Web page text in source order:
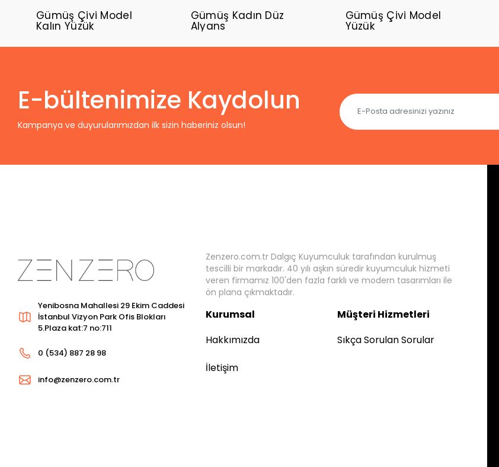
Gümüş Çivi Model
Kalın Yüzük
Gümüş Kadın Düz
Alyans
Gümüş Çivi Model
Yüzük
E-bültenimize Kaydolun
Kampanya ve duyurularımızdan ilk sizin haberiniz olsun!
Yenibosna Mahallesi 29 Ekim Caddesi
İstanbul Vizyon Park Ofis Blokları
5.Plaza kat:7 no:711
0 (534) 887 28 98
info@zenzero.com.tr
Zenzero.com.tr Dalgıç Kuyumculuk tarafından kurulmuş
tescilli bir markadır. 40 yılı aşkın süredir kuyumculuk hizmeti
veren firmamız 100'den fazla farklı ve modern tasarımları ile
ön plana çıkmaktadır.
Kurumsal
Hakkımızda
İletişim
Müşteri Hizmetleri
Sıkça Sorulan Sorular